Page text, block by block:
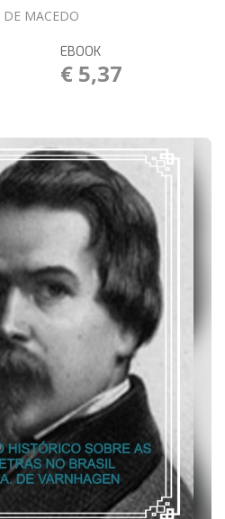
DE MACEDO
EBOOK
€ 5,37